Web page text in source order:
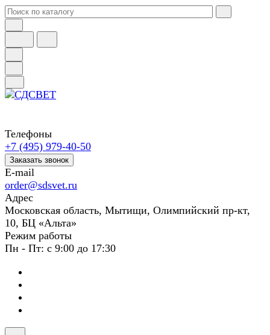
Телефоны
+7 (495) 979-40-50
Заказать звонок
E-mail
order@sdsvet.ru
Адрес
Московская область, Мытищи, Олимпийский пр-кт,
10, БЦ «Альта»
Режим работы
Пн - Пт: с 9:00 до 17:30